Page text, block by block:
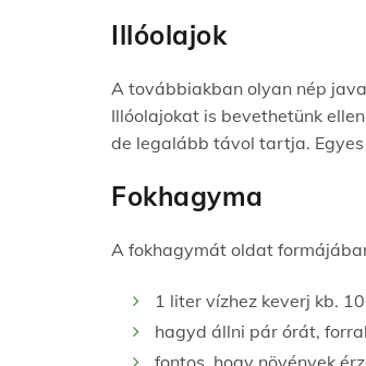
Illóolajok
A továbbiakban olyan nép
Illóolajokat is bevethetünk
de legalább távol tartja.
Fokhagyma
A fokhagymát oldat
1 liter vízhez keverj kb.
hagyd állni pár órát,